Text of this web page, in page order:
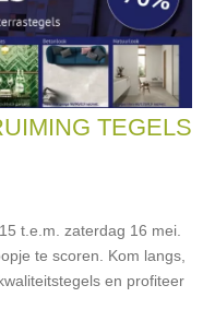
TEGELS
t.e.m. zaterdag 16 mei.
te scoren. Kom langs,
en profiteer